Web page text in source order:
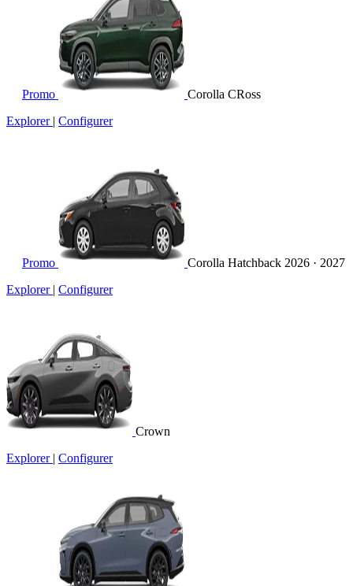
Promo
Corolla CRoss
Explorer | Configurer
Promo Corolla Hatchback 2026 · 2027
Explorer | Configurer
Crown
Explorer | Configurer